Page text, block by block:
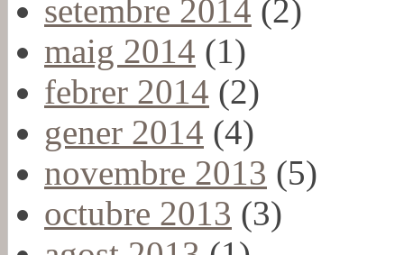
setembre 2014 (2)
maig 2014 (1)
febrer 2014 (2)
gener 2014 (4)
novembre 2013 (5)
octubre 2013 (3)